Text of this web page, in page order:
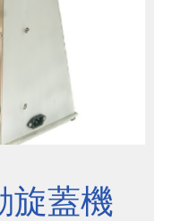
旋蓋機